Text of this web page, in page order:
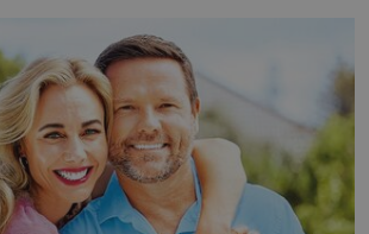
rituály a přinést do svého života
Je důležité